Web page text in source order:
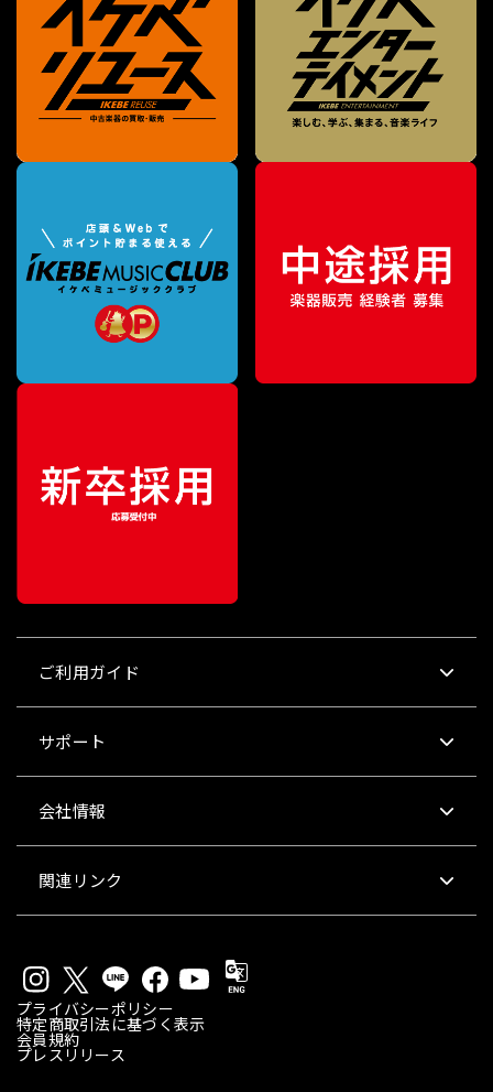
ご利用ガイド
サポート
会社情報
関連リンク
プライバシーポリシー
特定商取引法に基づく表示
会員規約
プレスリリース